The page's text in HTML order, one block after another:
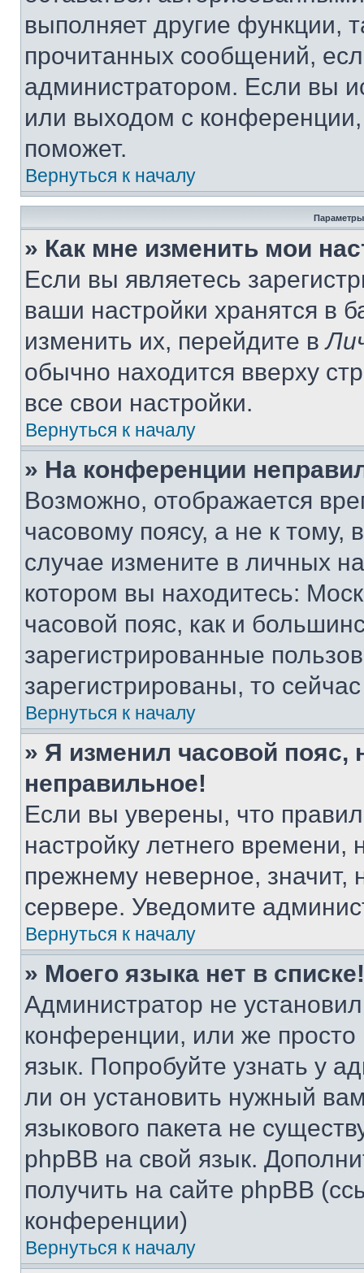
выполняет другие функции,
прочитанных сообщений,
администратором. Если вы
или выходом с
поможет.
Вернуться к началу
Параметры
» Как мне изменить мои
Если вы являетесь
ваши настройки хранятся в
изменить их, перейдите в
обычно находится вверху
все свои настройки.
Вернуться к началу
» На конференции
Возможно, отображается
часовому поясу, а не к тому,
случае измените в личных
котором вы находитесь:
часовой пояс, как и
зарегистрированные
зарегистрированы, то
Вернуться к началу
» Я изменил часовой пояс,
неправильное!
Если вы уверены, что
настройку летнего
прежнему неверное, значит,
сервере. Уведомите
Вернуться к началу
» Моего языка нет в списке!
Администратор не
конференции, или же
язык. Попробуйте узнать у
ли он установить нужный
языкового пакета не
phpBB на свой язык.
получить на сайте phpBB
конференции)
Вернуться к началу